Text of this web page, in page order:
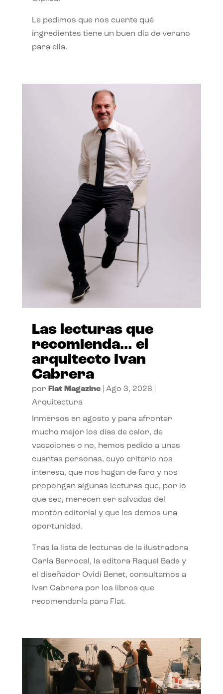
Le pedimos que nos cuente qué
ingredientes tiene un buen día de verano
para ella.
Las lecturas que
recomienda… el
arquitecto Ivan
Cabrera
por Flat Magazine| Ago 3, 2026
Arquitectura
Inmersos en agosto y para afrontar
mucho mejor los días de calor, de
vacaciones o no, hemos pedido a unas
cuantas personas, cuyo criterio nos
interesa, que nos hagan de faro y nos
propongan algunas lecturas que, por lo
que sea, merecen ser salvadas del
montón editorial y que les demos una
oportunidad.
Tras la lista de lecturas de la ilustradora
Carla Berrocal, la editora Raquel Bada y
el diseñador Ovidi Benet, consultamos a
Ivan Cabrera por los libros que
recomendaría para Flat.